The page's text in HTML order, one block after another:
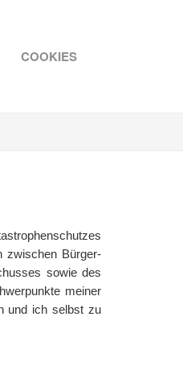
COOKIES
zwischen Bürger-
sowie des
meiner
und ich selbst zu